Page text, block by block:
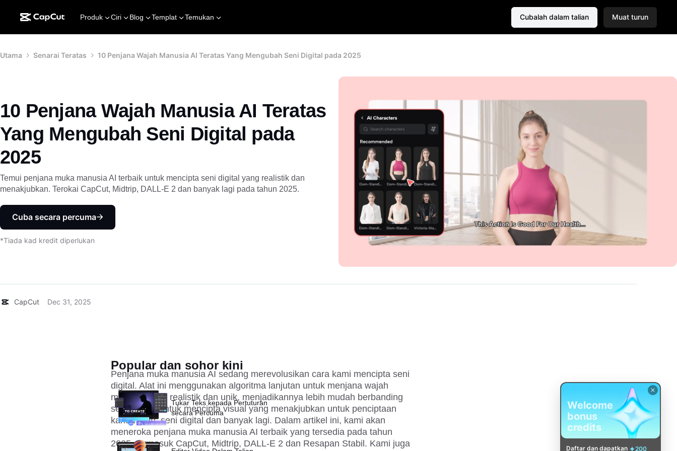
Produk Ciri Blog Templat Temukan Cubalah dalam talian Muat turun
Utama Senarai Teratas 10 Penjana Wajah Manusia AI Teratas Yang Mengubah Seni Digital pada 2025
10 Penjana Wajah Manusia AI Teratas
Yang Mengubah Seni Digital pada
2025
Temui penjana muka manusia AI terbaik untuk mencipta seni digital yang realistik dan
menakjubkan. Terokai CapCut, Midtrip, DALL-E 2 dan banyak lagi pada tahun 2025.
Cuba secara percuma
*Tiada kad kredit diperlukan
CapCut Dec 31, 2025
10 Penjana Wajah Manusia AI Teratas Yang Mengubah Seni Digital pada 2025
Penjana muka manusia AI sedang merevolusikan cara kami mencipta seni
digital. Alat ini menggunakan algoritma lanjutan untuk menjana wajah
manusia yang realistik dan unik, menjadikannya lebih mudah berbanding
sebelum ini untuk mencipta visual yang menakjubkan untuk penciptaan
kandungan, seni digital dan banyak lagi. Dalam artikel ini, kami akan
meneroka penjana muka manusia AI terbaik yang tersedia pada tahun
2025, termasuk CapCut, Midtrip, DALL-E 2 dan Resapan Stabil. Kami juga
Popular dan sohor kini
Tukar Teks kepada Pertuturan
secara Percuma
Welcome
bonus
credits
Daftar dan dapatkan 200